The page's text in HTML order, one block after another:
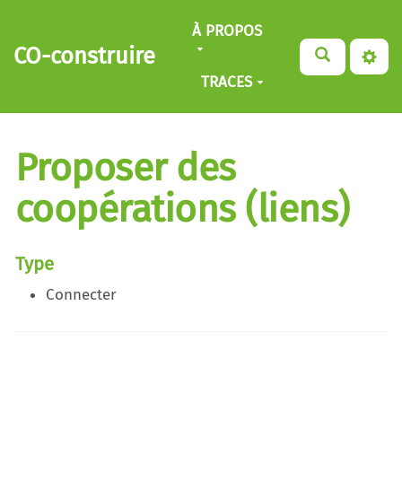
Aller au contenu principal
CO-construire
À PROPOS
TRACES
Proposer des
coopérations (liens)
Type
Connecter